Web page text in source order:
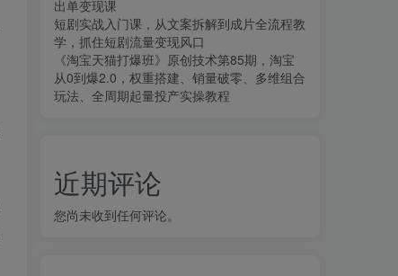
出单变现课​
短剧实战入门课，从文案拆解到成片全流程教
学，抓住短剧流量变现风口
《淘宝天猫打爆班》原创技术第85期，淘宝
从0到爆2.0，权重搭建、销量破零、多维组合
玩法、全周期起量投产实操教程
近期评论
您尚未收到任何评论。